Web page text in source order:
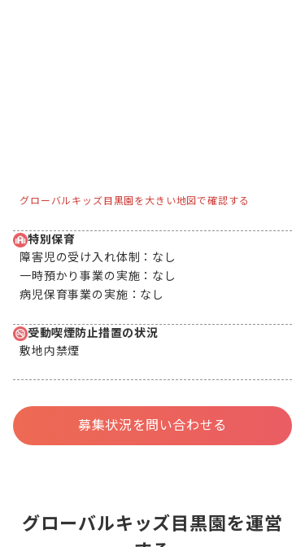
グローバルキッズ目黒園を大きい地図で確認する
特別保育
障害児の受け入れ体制： なし
一時預かり事業の実施： なし
病児保育事業の実施： なし
受動喫煙防止措置の状況
敷地内禁煙
募集状況を問い合わせる
グローバルキッズ目黒園を運営